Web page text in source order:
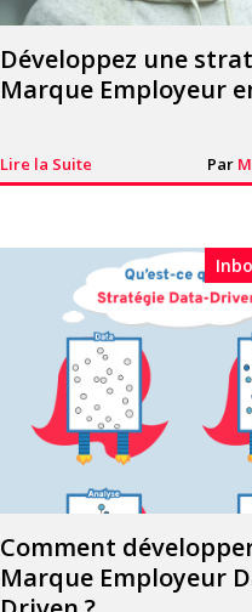
Développez une
Marque Employeur
Lire la Suite Par
Comment
Marque Employeur